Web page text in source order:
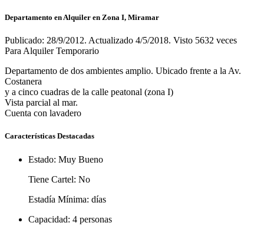
Departamento en Alquiler en Zona I, Miramar
Publicado: 28/9/2012. Actualizado 4/5/2018. Visto 5632 veces
Para Alquiler Temporario
Departamento de dos ambientes amplio. Ubicado frente a la Av.
Costanera
y a cinco cuadras de la calle peatonal (zona I)
Vista parcial al mar.
Cuenta con lavadero
Características Destacadas
Estado: Muy Bueno
Tiene Cartel: No
Estadía Mínima: días
Capacidad: 4 personas